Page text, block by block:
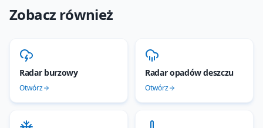
Zobacz również
Radar burzowy
Otwórz
Radar opadów deszczu
Otwórz